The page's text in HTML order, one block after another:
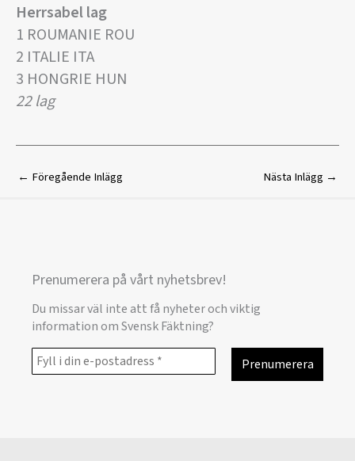
Herrsabel lag
1 ROUMANIE ROU
2 ITALIE ITA
3 HONGRIE HUN
22 lag
← Föregående Inlägg Nästa Inlägg →
Prenumerera på vårt nyhetsbrev!
Du missar väl inte att få nyheter och viktig
information om Svensk Fäktning?